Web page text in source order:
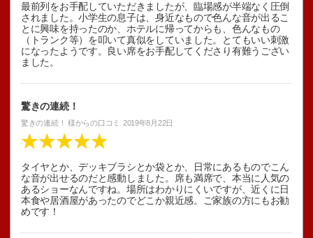
最前列をお手配していただきましたが、臨場感が半端なく圧倒
されました。小学生の息子は、身近なもので色んな音が出るこ
とに興味を持ったのか、ホテルに帰ってからも、色んなもの
（トランク等）を叩いて真似をしていました。とてもいい刺激
になったようです。良い席をお手配してくださり有難うござい
ました。
驚きの連続！
驚きの連続！ 様からの口コミ 2019年8月22日
タイヤとか、デッキブラシとか袋とか、日常にあるものでこん
な音が出せるのだと感動しました。席も満席で、本当に人気の
あるショーなんですね。場所はわかりにくいですが、近くに日
本食や居酒屋があったのでどこか親近感。ご家族の方にもお勧
めです！